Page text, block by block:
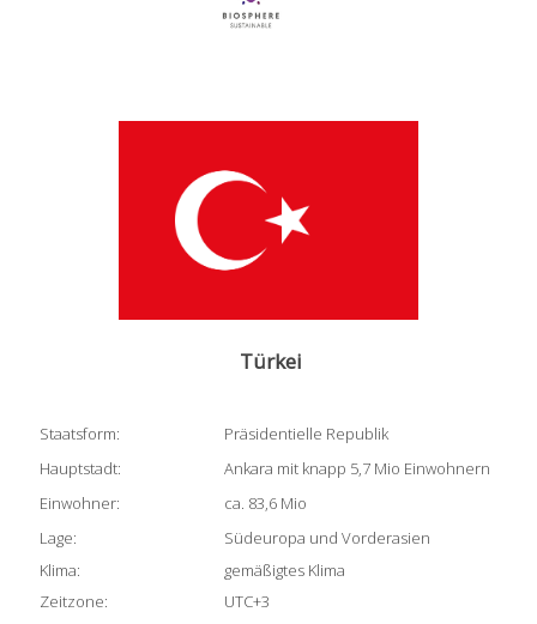
Türkei
Staatsform:
Präsidentielle Republik
Hauptstadt:
Ankara mit knapp 5,7 Mio Einwohnern
Einwohner:
ca. 83,6 Mio
Lage:
Südeuropa und Vorderasien
Klima:
gemäßigtes Klima
Zeitzone:
UTC+3